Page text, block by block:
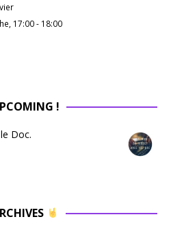
17:00- 18:00
!
Doc.